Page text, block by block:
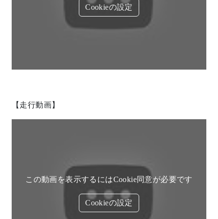
Cookieの設定
【走行動画】
この動画を表示するにはCookie同意が必要です
Cookieの設定